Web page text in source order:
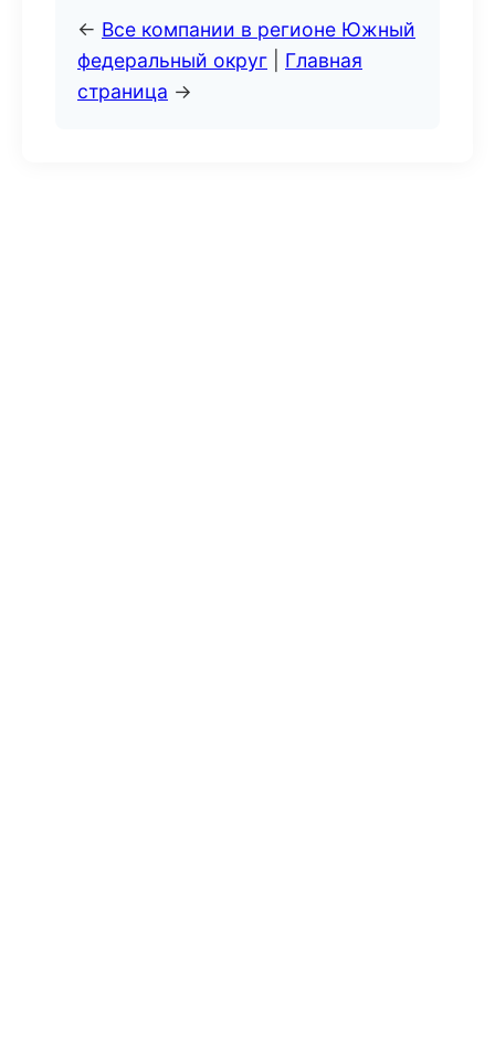
← Все компании в регионе Южный
федеральный округ
Главная
страница →